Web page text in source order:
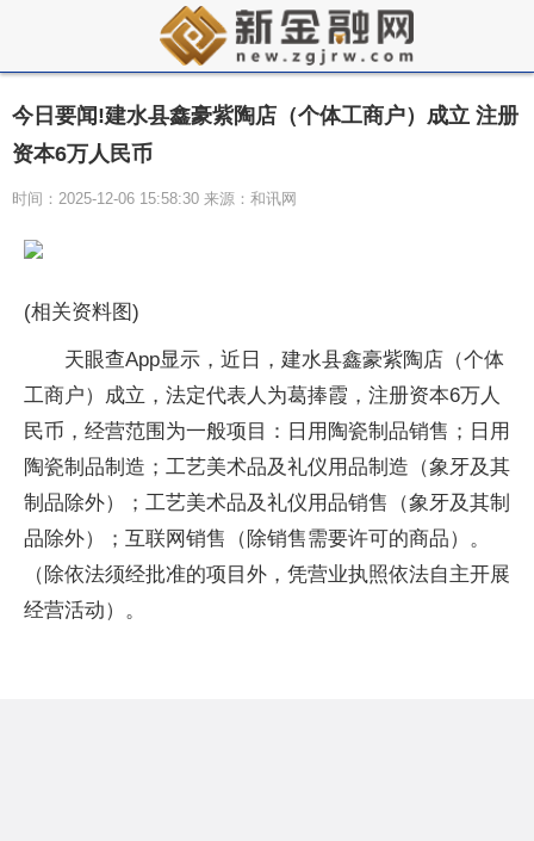
今日要闻!建水县鑫豪紫陶店（个体工商户）成立 注册
资本6万人民币
时间：2025-12-06 15:58:30 来源：和讯网
(相关资料图)
天眼查App显示，近日，建水县鑫豪紫陶店（个体
工商户）成立，法定代表人为葛捧霞，注册资本6万人
民币，经营范围为一般项目：日用陶瓷制品销售；日用
陶瓷制品制造；工艺美术品及礼仪用品制造（象牙及其
制品除外）；工艺美术品及礼仪用品销售（象牙及其制
品除外）；互联网销售（除销售需要许可的商品）。
（除依法须经批准的项目外，凭营业执照依法自主开展
经营活动）。